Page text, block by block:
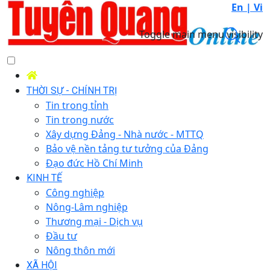
En | Vi
Toggle main menu visibility
THỜI SỰ - CHÍNH TRỊ
Tin trong tỉnh
Tin trong nước
Xây dựng Đảng - Nhà nước - MTTQ
Bảo vệ nền tảng tư tưởng của Đảng
Đạo đức Hồ Chí Minh
KINH TẾ
Công nghiệp
Nông-Lâm nghiệp
Thương mại - Dịch vụ
Đầu tư
Nông thôn mới
XÃ HỘI